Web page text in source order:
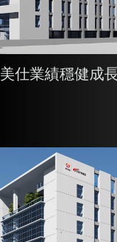
仕業績穩健成